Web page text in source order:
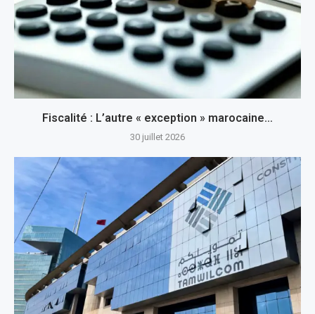
Fiscalité : L’autre « exception » marocaine…
30 juillet 2026